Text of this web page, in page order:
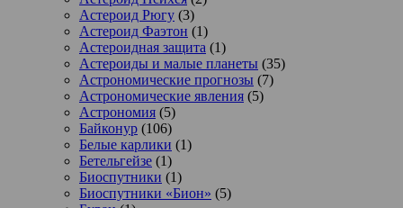
Астероид Рюгу (3)
Астероид Фаэтон (1)
Астероидная защита (1)
Астероиды и малые планеты (35)
Астрономические прогнозы (7)
Астрономические явления (5)
Астрономия (5)
Байконур (106)
Белые карлики (1)
Бетельгейзе (1)
Биоспутники (1)
Биоспутники «Бион» (5)